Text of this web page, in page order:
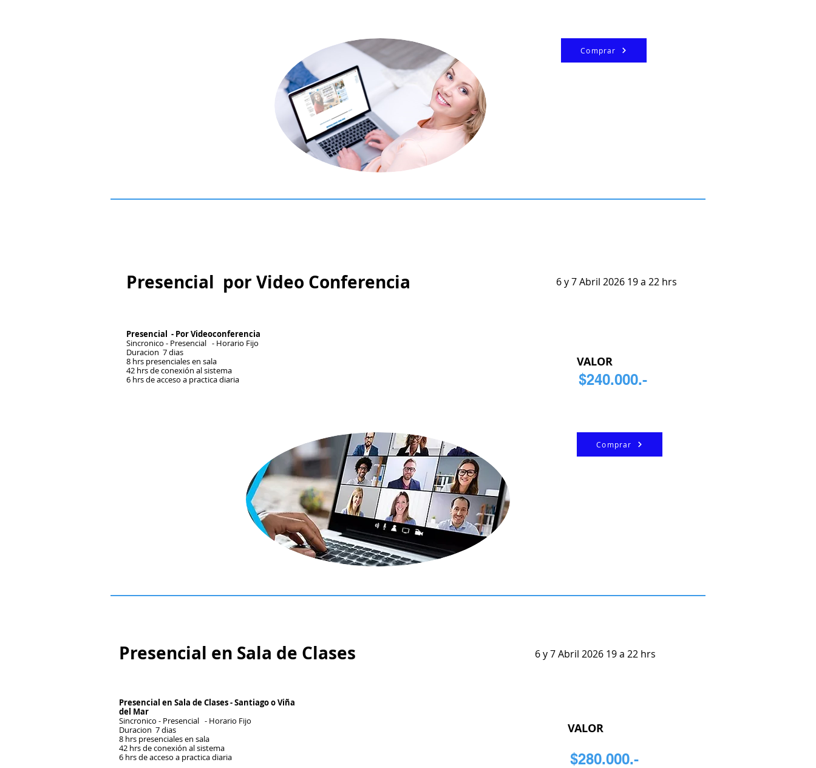
Comprar
Presencial por Video Conferencia
Presencial - Por Videoconferencia
Sincronico - Presencial - Horario Fijo
Duracion 7 dias
8 hrs presenciales en sala
42 hrs de conexión al sistema
6 hrs de acceso a practica diaria
6 y 7 Abril 2026 19 a 22 hrs
VALOR
$240.000.-
Comprar
Presencial en Sala de Clases
Presencial en Sala de Clases - Santiago o Viña
del Mar
Sincronico - Presencial - Horario Fijo
Duracion 7 dias
8 hrs presenciales en sala
42 hrs de conexión al sistema
6 hrs de acceso a practica diaria
6 y 7 Abril 2026 19 a 22 hrs
VALOR
$280.000.-